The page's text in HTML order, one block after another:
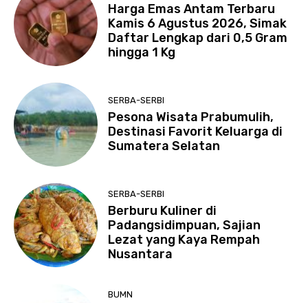
Harga Emas Antam Terbaru
Kamis 6 Agustus 2026, Simak
Daftar Lengkap dari 0,5 Gram
hingga 1 Kg
SERBA-SERBI
Pesona Wisata Prabumulih,
Destinasi Favorit Keluarga di
Sumatera Selatan
SERBA-SERBI
Berburu Kuliner di
Padangsidimpuan, Sajian
Lezat yang Kaya Rempah
Nusantara
BUMN